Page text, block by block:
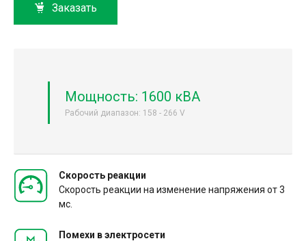
Заказать
Мощность: 1600 кВА
Рабочий диапазон: 158 - 266 V
Скорость реакции
Скорость реакции на изменение напряжения от 3
мс.
Помехи в электросети